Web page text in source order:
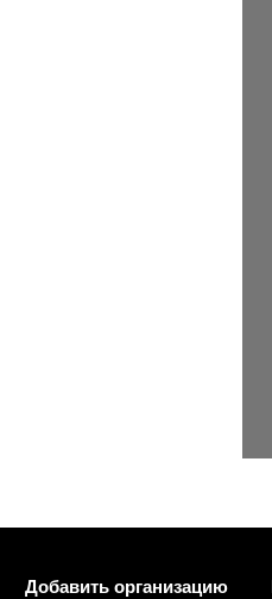
Добавить организацию